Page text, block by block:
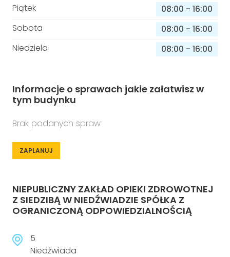
Piątek
08:00 - 16:00
Sobota
08:00 - 16:00
Niedziela
08:00 - 16:00
Informacje o sprawach jakie załatwisz w
tym budynku
Brak podanych spraw
ZAPLANUJ
NIEPUBLICZNY ZAKŁAD OPIEKI ZDROWOTNEJ
Z SIEDZIBĄ W NIEDŹWIADZIE SPÓŁKA Z
OGRANICZONĄ ODPOWIEDZIALNOŚCIĄ
5
Niedźwiada